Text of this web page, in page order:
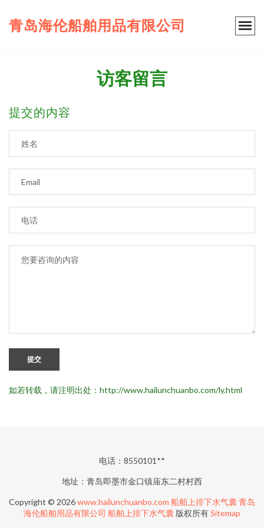
青岛海伦船舶用品有限公司
访客留言
提交的内容
提交
如若转载，请注明出处：http://www.hailunchuanbo.com/ly.html
电话：8550101**
地址：青岛即墨市金口镇庙东二村村西
Copyright © 2026www.hailunchuanbo.com 船舶上排下水气囊青岛
海伦船舶用品有限公司 船舶上排下水气囊 版权所有Sitemap